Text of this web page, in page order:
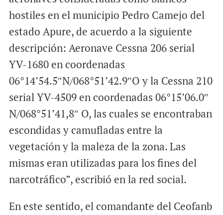
hostiles en el municipio Pedro Camejo del
estado Apure, de acuerdo a la siguiente
descripción: Aeronave Cessna 206 serial
YV-1680 en coordenadas
06°14’54.5″N/068°51’42.9″O y la Cessna 210
serial YV-4509 en coordenadas 06°15’06.0″
N/068°51’41,8″ O, las cuales se encontraban
escondidas y camufladas entre la
vegetación y la maleza de la zona. Las
mismas eran utilizadas para los fines del
narcotráfico”, escribió en la red social.
En este sentido, el comandante del Ceofanb